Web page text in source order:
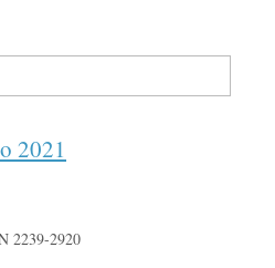
2021
2239-2920